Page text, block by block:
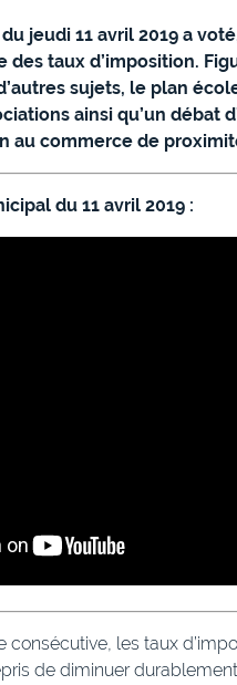
jeudi 11 avril 2019 a
des taux d’imposition.
sujets, le plan
ainsi qu’un débat
au commerce de
du 11 avril 2019 :
consécutive, les taux
de diminuer